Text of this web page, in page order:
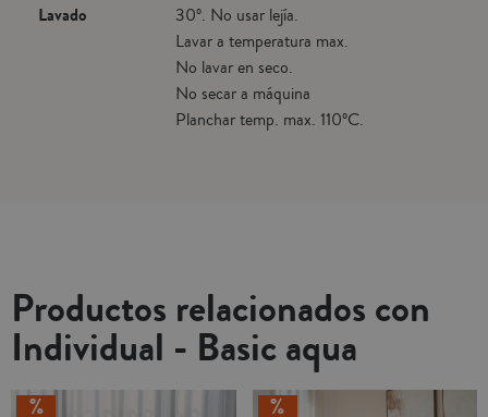
Lavado
30º. No usar lejía.
Lavar a temperatura max.
No lavar en seco.
No secar a máquina
Planchar temp. max. 110ºC.
Productos relacionados con
Individual - Basic aqua